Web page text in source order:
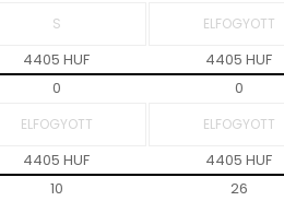
4405 HUF 4405 HUF
0 0
4405 HUF 4405 HUF
10 26